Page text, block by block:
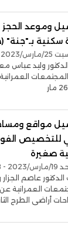
سكنية بـ"جنة"
2023 - 10:42 ص
وليد عباس
مواقع
صغيرة
- 10:08 ص
عاصم الجزار
العمرانية
أراضى الطرح